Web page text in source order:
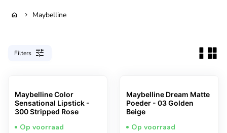
home chevron_right Maybelline
Filters tune
Maybelline Color
Sensational Lipstick -
300 Stripped Rose
Op voorraad
Maybelline Dream Matte
Poeder - 03 Golden
Beige
Op voorraad